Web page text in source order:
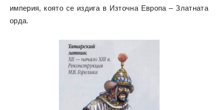
империя, която се издига в Източна Европа – Златната
орда.